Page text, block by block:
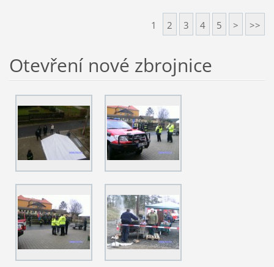
1 2 3 4 5 > >>
Otevření nové zbrojnice